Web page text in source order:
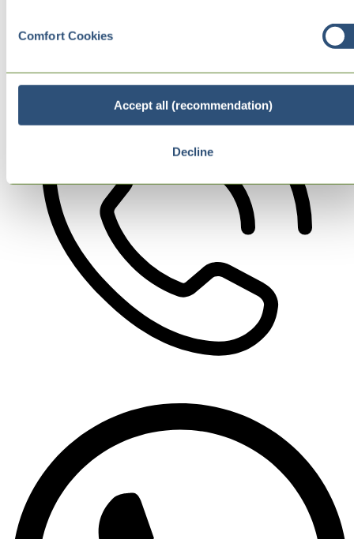
Comfort Cookies
Accept all (recommendation)
Decline